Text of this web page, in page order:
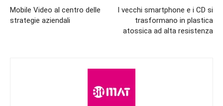
Mobile Video al centro delle
strategie aziendali
I vecchi smartphone e i CD si
trasformano in plastica
atossica ad alta resistenza